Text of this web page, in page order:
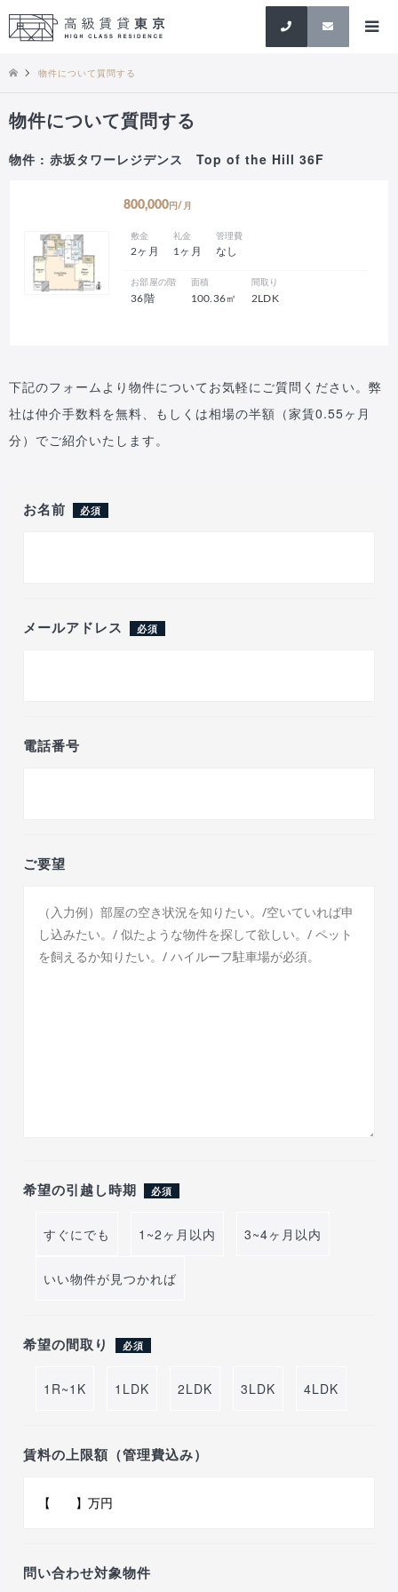
検索
物件について質問する
物件について質問する
物件 : 赤坂タワーレジデンス Top of the Hill 36F
800,000 円/月
敷金
2ヶ月
礼金
1ヶ月
管理費
なし
お部屋の階
36階
面積
100.36㎡
間取り
2LDK
下記のフォームより物件についてお気軽にご質問ください。弊
社は仲介手数料を無料、もしくは相場の半額（家賃0.55ヶ月
分）でご紹介いたします。
お名前 必須
メールアドレス 必須
電話番号
ご要望
希望の引越し時期 必須
すぐにでも 1~2ヶ月以内 3~4ヶ月以内
いい物件が見つかれば
希望の間取り 必須
1R~1K 1LDK 2LDK 3LDK 4LDK
賃料の上限額（管理費込み）
問い合わせ対象物件